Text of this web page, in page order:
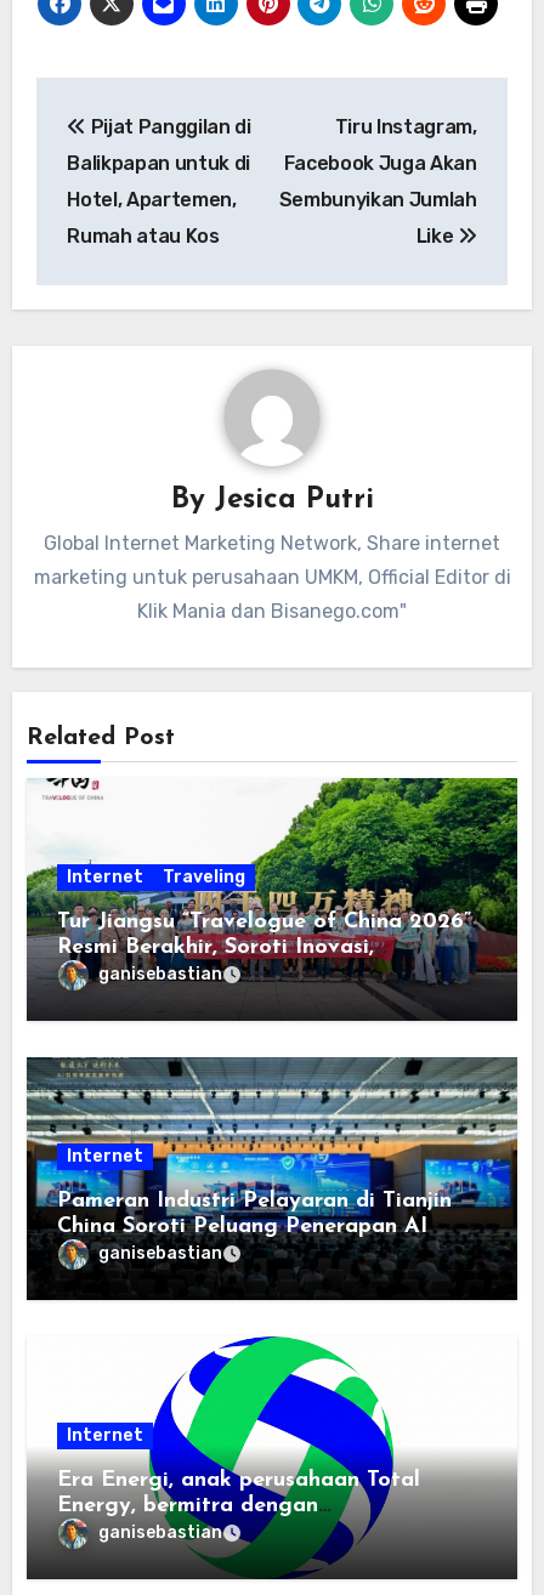
pos
Pijat Panggilan di
Balikpapan untuk di
Hotel, Apartemen,
Rumah atau Kos
Tiru Instagram,
Facebook Juga Akan
Sembunyikan Jumlah
Like
By Jesica Putri
Global Internet Marketing Network, Share internet
marketing untuk perusahaan UMKM, Official Editor di
Klik Mania dan Bisanego.com"
Related Post
Internet Traveling
Tur Jiangsu “Travelogue of China 2026”
Resmi Berakhir, Soroti Inovasi,
Keterbukaan, dan Pembangunan
Berorientasi pada Masyarakat
ganisebastian
Internet
Pameran Industri Pelayaran di Tianjin
China Soroti Peluang Penerapan AI
ganisebastian
Internet
Era Energi, anak perusahaan Total
Energy, bermitra dengan
Zhuochuangtong untuk mempercepat
transisi energi Indonesia — raksasa
energi global bergabung dengan tim
ganisebastian